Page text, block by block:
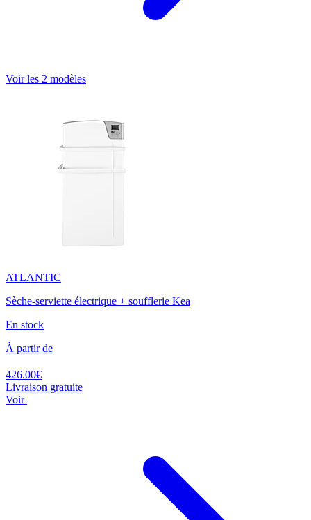
Voir les 2 modèles
ATLANTIC
Sèche-serviette électrique + soufflerie Kea
En stock
À partir de
426.00€
Livraison gratuite
Voir